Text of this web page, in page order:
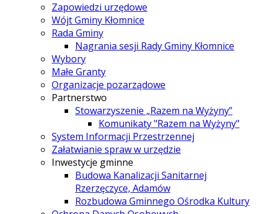
Zapowiedzi urzędowe
Wójt Gminy Kłomnice
Rada Gminy
Nagrania sesji Rady Gminy Kłomnice
Wybory
Małe Granty
Organizacje pozarządowe
Partnerstwo
Stowarzyszenie „Razem na Wyżyny”
Komunikaty "Razem na Wyżyny"
System Informacji Przestrzennej
Załatwianie spraw w urzędzie
Inwestycje gminne
Budowa Kanalizacji Sanitarnej
Rzerzęczyce, Adamów
Rozbudowa Gminnego Ośrodka Kultury